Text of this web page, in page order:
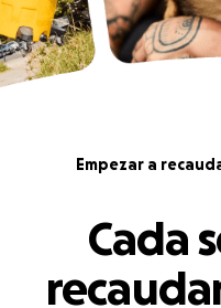
Empezar a
Cada